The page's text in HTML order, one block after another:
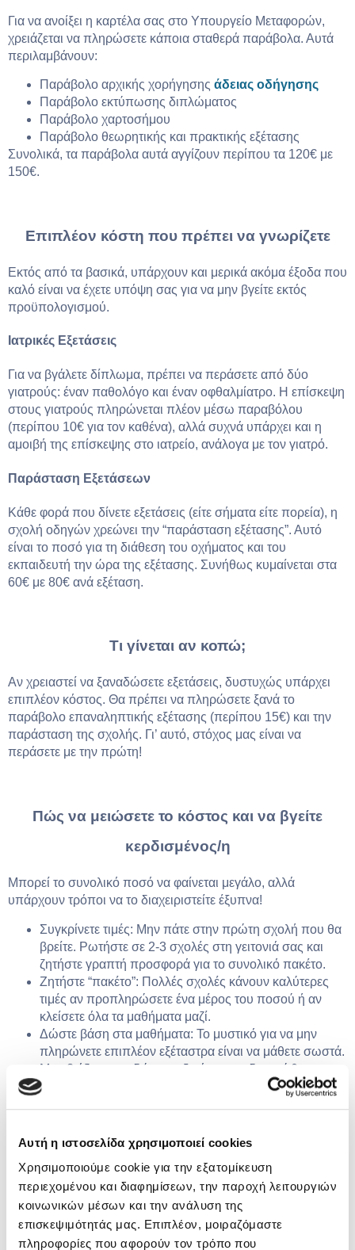
Αυτή η ιστοσελίδα χρησιμοποιεί cookies
Χρησιμοποιούμε cookie για την εξατομίκευση
περιεχομένου και διαφημίσεων, την παροχή λειτουργιών
κοινωνικών μέσων και την ανάλυση της
επισκεψιμότητάς μας. Επιπλέον, μοιραζόμαστε
πληροφορίες που αφορούν τον τρόπο που
Για να ανοίξει η καρτέλα σας στο Υπουργείο Μεταφορών,
χρειάζεται να πληρώσετε κάποια σταθερά παράβολα. Αυτά
περιλαμβάνουν:
Παράβολο αρχικής χορήγησης άδειας οδήγησης
Παράβολο εκτύπωσης διπλώματος
Παράβολο χαρτοσήμου
Παράβολο θεωρητικής και πρακτικής εξέτασης
Συνολικά, τα παράβολα αυτά αγγίζουν περίπου τα 120€ με
150€.
Επιπλέον κόστη που πρέπει να γνωρίζετε
Εκτός από τα βασικά, υπάρχουν και μερικά ακόμα έξοδα που
καλό είναι να έχετε υπόψη σας για να μην βγείτε εκτός
προϋπολογισμού.
Ιατρικές Εξετάσεις
Για να βγάλετε δίπλωμα, πρέπει να περάσετε από δύο
γιατρούς: έναν παθολόγο και έναν οφθαλμίατρο. Η επίσκεψη
στους γιατρούς πληρώνεται πλέον μέσω παραβόλου
(περίπου 10€ για τον καθένα), αλλά συχνά υπάρχει και η
αμοιβή της επίσκεψης στο ιατρείο, ανάλογα με τον γιατρό.
Παράσταση Εξετάσεων
Κάθε φορά που δίνετε εξετάσεις (είτε σήματα είτε πορεία), η
σχολή οδηγών χρεώνει την “παράσταση εξέτασης”. Αυτό
είναι το ποσό για τη διάθεση του οχήματος και του
εκπαιδευτή την ώρα της εξέτασης. Συνήθως κυμαίνεται στα
60€ με 80€ ανά εξέταση.
Τι γίνεται αν κοπώ;
Αν χρειαστεί να ξαναδώσετε εξετάσεις, δυστυχώς υπάρχει
επιπλέον κόστος. Θα πρέπει να πληρώσετε ξανά το
παράβολο επαναληπτικής εξέτασης (περίπου 15€) και την
παράσταση της σχολής. Γι’ αυτό, στόχος μας είναι να
περάσετε με την πρώτη!
Πώς να μειώσετε το κόστος και να βγείτε
κερδισμένος/η
Μπορεί το συνολικό ποσό να φαίνεται μεγάλο, αλλά
υπάρχουν τρόποι να το διαχειριστείτε έξυπνα!
Συγκρίνετε τιμές: Μην πάτε στην πρώτη σχολή που θα
βρείτε. Ρωτήστε σε 2-3 σχολές στη γειτονιά σας και
ζητήστε γραπτή προσφορά για το συνολικό πακέτο.
Ζητήστε “πακέτο”: Πολλές σχολές κάνουν καλύτερες
τιμές αν προπληρώσετε ένα μέρος του ποσού ή αν
κλείσετε όλα τα μαθήματα μαζί.
Δώστε βάση στα μαθήματα: Το μυστικό για να μην
πληρώνετε επιπλέον εξέταστρα είναι να μάθετε σωστά.
Μην βιάζεστε να δώσετε εξετάσεις αν δεν νιώθετε
έτοιμοι. Ένα ή δύο έξτρα μαθήματα (που κοστίζουν
Η επένδυση στην ασφάλειά σας
Αν προσθέσουμε όλα τα παραπάνω, το συνολικό κόστος για
έναδίπλωμα οδήγησηςστην Ελλάδα σήμερα κυμαίνεται
συνήθως μεταξύ700€ και 900€. Ναι, είναι ένα σεβαστό